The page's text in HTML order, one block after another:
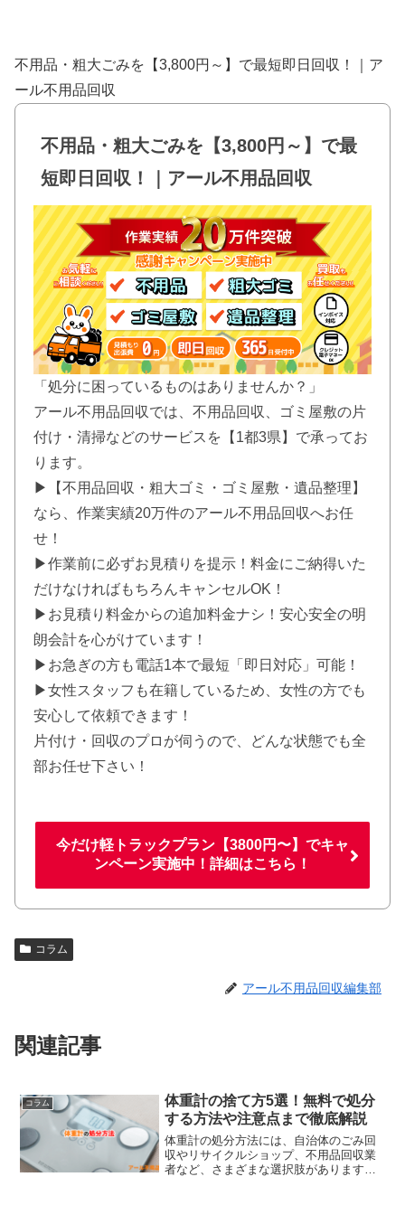
不用品・粗大ごみを【3,800円～】で最短即日回収！｜ア
ール不用品回収
不用品・粗大ごみを【3,800円～】で最
短即日回収！｜アール不用品回収
「処分に困っているものはありませんか？」
アール不用品回収では、不用品回収、ゴミ屋敷の片
付け・清掃などのサービスを【1都3県】で承ってお
ります。
▶【不用品回収・粗大ゴミ・ゴミ屋敷・遺品整理】
なら、作業実績20万件のアール不用品回収へお任
せ！
▶作業前に必ずお見積りを提示！料金にご納得いた
だけなければもちろんキャンセルOK！
▶お見積り料金からの追加料金ナシ！安心安全の明
朗会計を心がけています！
▶お急ぎの方も電話1本で最短「即日対応」可能！
▶女性スタッフも在籍しているため、女性の方でも
安心して依頼できます！
片付け・回収のプロが伺うので、どんな状態でも全
部お任せ下さい！
今だけ軽トラックプラン【3800円〜】でキャ
ンペーン実施中！詳細はこちら！
コラム
アール不用品回収編集部
関連記事
コラム
体重計の捨て方5選！無料で処分
する方法や注意点まで徹底解説
体重計の処分方法には、自治体のごみ回
収やリサイクルショップ、不用品回収業
者など、さまざまな選択肢があります。